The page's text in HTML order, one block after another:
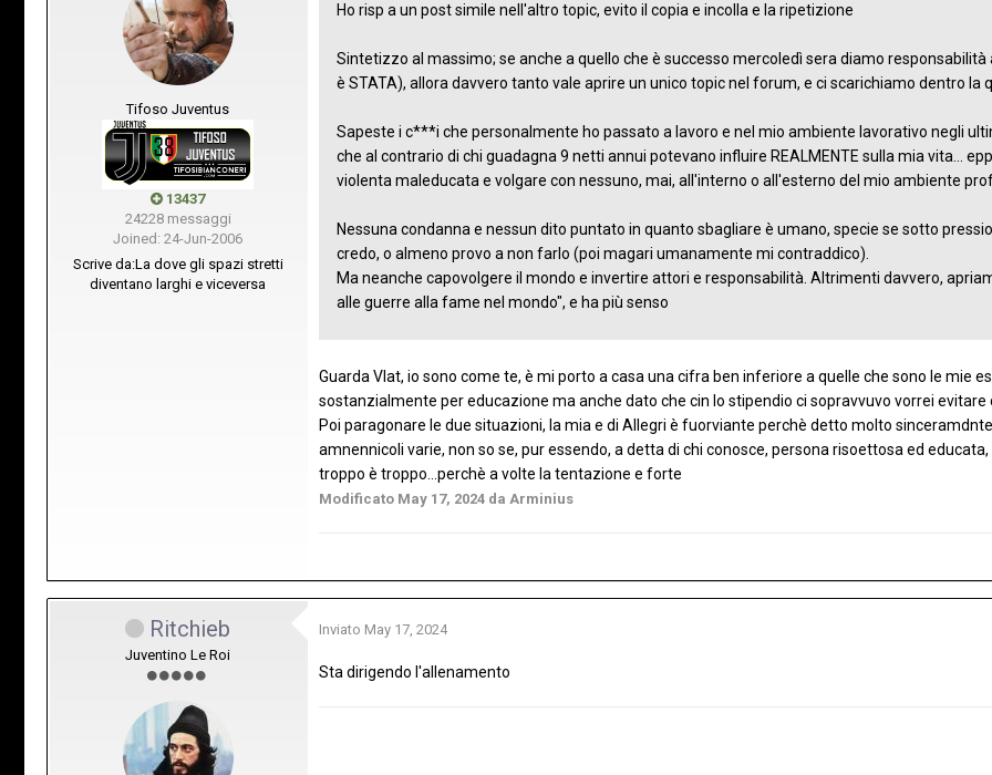
Tifoso Juventus
13437
24228 messaggi
Joined: 24-Jun-2006
Scrive da:La dove gli spazi stretti
diventano larghi e viceversa
Ho risp a un post simile nell'altro topic, evito il copia e incolla e la ripetizione
Sintetizzo al massimo; se anche a quello che è successo mercoledì sera diamo responsabilità
è STATA), allora davvero tanto vale aprire un unico topic nel forum, e ci scarichiamo dentro la
Sapeste i c***i che personalmente ho passato a lavoro e nel mio ambiente lavorativo negli
che al contrario di chi guadagna 9 netti annui potevano influire REALMENTE sulla mia vita...
violenta maleducata e volgare con nessuno, mai, all'interno o all'esterno del mio ambiente
Nessuna condanna e nessun dito puntato in quanto sbagliare è umano, specie se sotto
credo, o almeno provo a non farlo (poi magari umanamente mi contraddico).
Ma neanche capovolgere il mondo e invertire attori e responsabilità. Altrimenti davvero,
alle guerre alla fame nel mondo", e ha più senso
Guarda Vlat, io sono come te, è mi porto a casa una cifra ben inferiore a quelle che sono le mie
sostanzialmente per educazione ma anche dato che cin lo stipendio ci sopravvuvo vorrei
Poi paragonare le due situazioni, la mia e di Allegri è fuorviante perchè detto molto
amnennicoli varie, non so se, pur essendo, a detta di chi conosce, persona risoettosa ed
troppo è troppo...perchè a volte la tentazione e forte
Modificato May 17, 2024 da Arminius
Ritchieb
Juventino Le Roi
Inviato May 17, 2024
Sta dirigendo l'allenamento